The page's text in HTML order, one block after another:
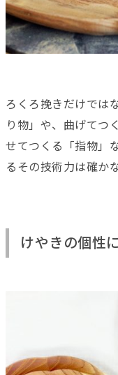
ろくろ挽きだけでは
り物」や、曲げてつ
せてつくる「指物」
るその技術力は確か
けやきの個性